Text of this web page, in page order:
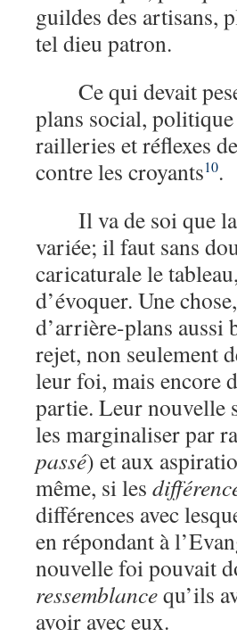
guildes des artisans,
tel dieu patron.
Ce qui devait
plans social,
railleries et réflexes
contre les croyants10.
Il va de soi que
variée; il faut sans
caricaturale le
d’évoquer. Une
d’arrière-plans
rejet, non seulement
leur foi, mais encore
partie. Leur nouvelle
les marginaliser par
passé) et aux
même, si les
différences avec
en répondant à
nouvelle foi pouvait
ressemblancequ’ils
avoir avec eux.